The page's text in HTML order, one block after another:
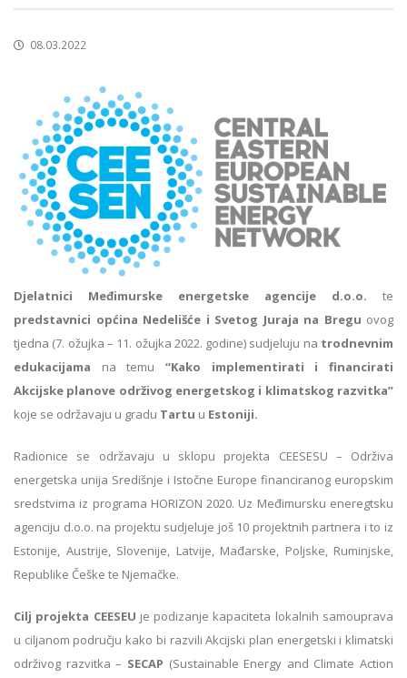
08.03.2022
Djelatnici Međimurske energetske agencije d.o.o. te
predstavnici općina Nedelišće i Svetog Juraja na Bregu ovog
tjedna (7. ožujka – 11. ožujka 2022. godine) sudjeluju na trodnevnim
edukacijama na temu “Kako implementirati i financirati
Akcijske planove održivog energetskog i klimatskog razvitka”
koje se održavaju u gradu Tartu u Estoniji.
Radionice se održavaju u sklopu projekta CEESESU – Održiva
energetska unija Središnje i Istočne Europe financiranog europskim
sredstvima iz programa HORIZON 2020. Uz Međimursku eneregtsku
agenciju d.o.o. na projektu sudjeluje još 10 projektnih partnera i to iz
Estonije, Austrije, Slovenije, Latvije, Mađarske, Poljske, Ruminjske,
Republike Češke te Njemačke.
Cilj projekta CEESEU je podizanje kapaciteta lokalnih samouprava
u ciljanom području kako bi razvili Akcijski plan energetski i klimatski
održivog razvitka – SECAP (Sustainable Energy and Climate Action